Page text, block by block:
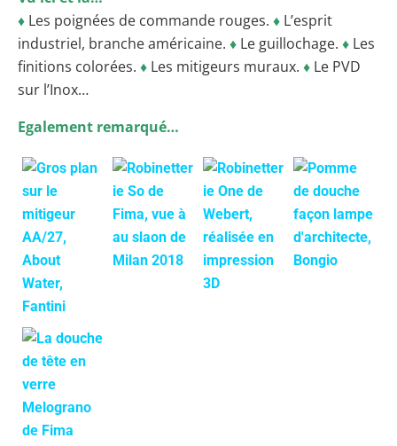
♦ Les poignées de commande rouges. ♦ L’esprit
industriel, branche américaine. ♦ Le guillochage. ♦ Les
finitions colorées. ♦ Les mitigeurs muraux. ♦ Le PVD
sur l’Inox…
Egalement remarqué…